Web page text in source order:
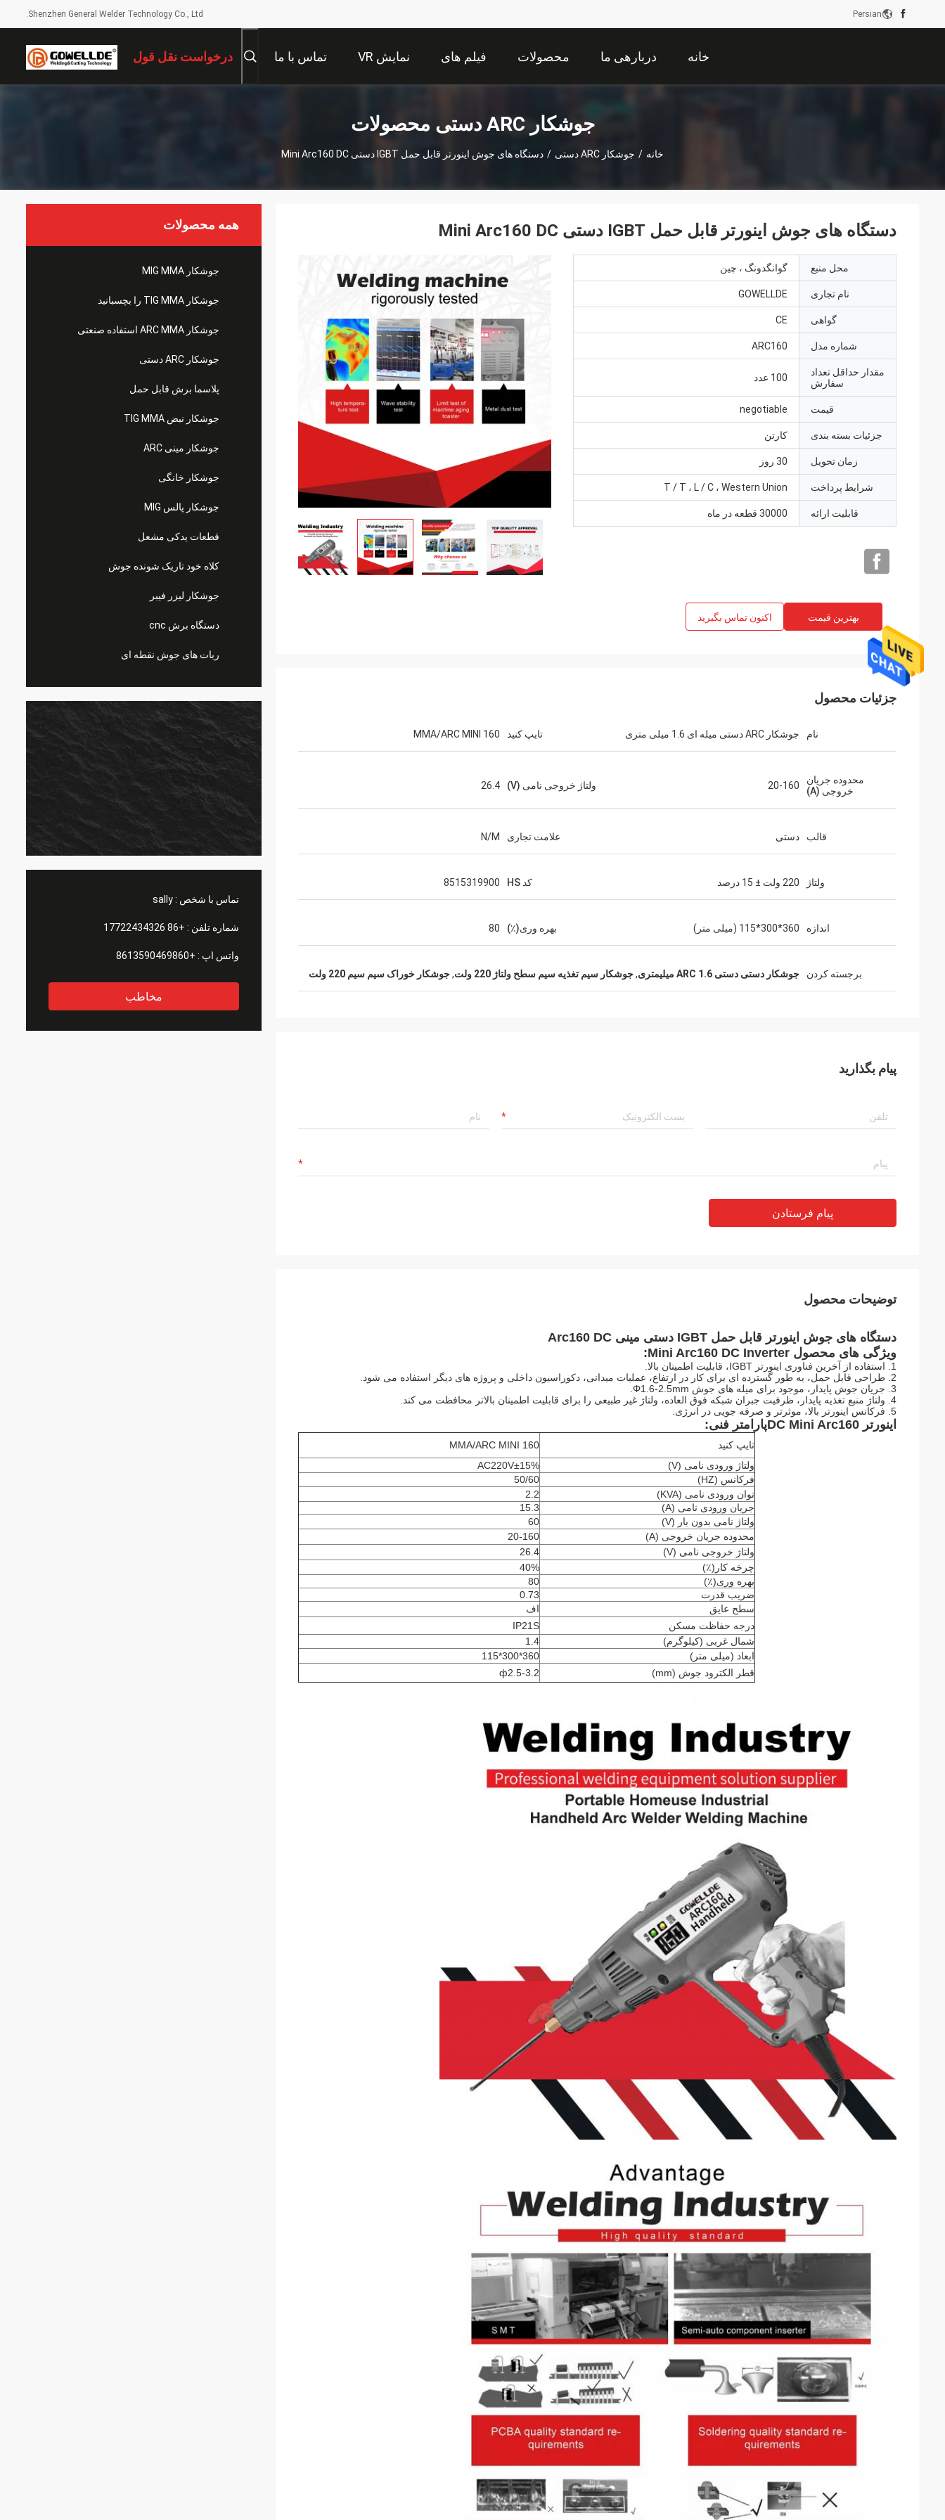
Shenzhen General Welder Technology Co., Ltd. Persian
خانه دربارهی ما محصولات فیلم های نمایش VR تماس با ما درخواست نقل قول
جوشکار ARC دستی محصولات
خانه / جوشکار ARC دستی / دستگاه های جوش اینورتر قابل حمل IGBT دستی Mini Arc160 DC
همه محصولات
جوشکار MIG MMA
جوشکار TIG MMA را بچسبانید
جوشکار ARC MMA استفاده صنعتی
جوشکار ARC دستی
پلاسما برش قابل حمل
جوشکار نبض TIG MMA
جوشکار مینی ARC
جوشکار خانگی
جوشکار پالس MIG
قطعات یدکی مشعل
کلاه خود تاریک شونده جوش
جوشکار لیزر فیبر
دستگاه برش cnc
ربات های جوش نقطه ای
تماس با شخص :sally
شماره تلفن : +86 17722434326
واتس اپ : +8613590469860
مخاطب
دستگاه های جوش اینورتر قابل حمل IGBT دستی Mini Arc160 DC
محل منبع گوانگدونگ ، چین
نام تجاری GOWELLDE
گواهی CE
شماره مدل ARC160
مقدار حداقل تعداد
سفارش
100 عدد
قیمت negotiable
جزئیات بسته بندی کارتن
زمان تحویل 30 روز
شرایط پرداخت T / T ، L / C ، Western Union
قابلیت ارائه 30000 قطعه در ماه
بهترین قیمت اکنون تماس بگیرید
جزئیات محصول
نام جوشکار ARC دستی میله ای 1.6 میلی متری تایپ کنید MMA/ARC MINI 160
محدوده جریان
خروجی (A)
20-160 ولتاژ خروجی نامی (V) 26.4
قالب دستی علامت تجاری N/M
ولتاژ 220 ولت ± 15 درصد کد HS 8515319900
اندازه 360*300*115 (میلی متر) بهره وری(٪) 80
برجسته کردن جوشکار دستی دستی ARC 1.6 میلیمتری ,جوشکار سیم تغذیه سیم سطح ولتاژ 220 ولت ,جوشکار خوراک سیم سیم 220 ولت
پیام بگذارید
پیام فرستادن
توضیحات محصول
دستگاه های جوش اینورتر قابل حمل IGBT دستی مینی Arc160 DC
ویژگی های محصول Mini Arc160 DC Inverter:
1. استفاده از آخرین فناوری اینورتر IGBT، قابلیت اطمینان بالا.
2. طراحی قابل حمل، به طور گسترده ای برای کار در ارتفاع، عملیات میدانی، دکوراسیون داخلی و پروژه های دیگر استفاده می شود.
3. جریان جوش پایدار، موجود برای میله های جوش Φ1.6-2.5mm.
4. ولتاژ منبع تغذیه پایدار، ظرفیت جبران شبکه فوق العاده، ولتاژ غیر طبیعی را برای قابلیت اطمینان بالاتر محافظت می کند.
5. فرکانس اینورتر بالا، موثرتر و صرفه جویی در انرژی.
اینورتر DC Mini Arc160 پارامتر فنی:
تایپ کنید
MMA/ARC MINI 160
ولتاژ ورودی نامی (V)
AC220V±15%
فرکانس (HZ)
50/60
توان ورودی نامی (KVA)
2.2
جریان ورودی نامی (A)
15.3
ولتاژ نامی بدون بار (V)
60
محدوده جریان خروجی (A)
20-160
ولتاژ خروجی نامی (V)
26.4
چرخه کار(٪)
40%
بهره وری(٪)
80
ضریب قدرت
0.73
سطح عایق
اف
درجه حفاظت مسکن
IP21S
شمال غربی (کیلوگرم)
1.4
ابعاد (میلی متر)
360*300*115
قطر الکترود جوش (mm)
ф2.5-3.2